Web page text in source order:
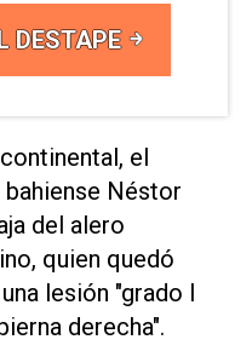
DESTAPE
el
Néstor
del alero
quien quedó
lesión "grado I
derecha".